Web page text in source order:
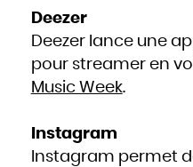
Deezer
Deezer lance une
pour streamer en
Music Week.
Instagram
Instagram permet